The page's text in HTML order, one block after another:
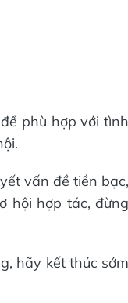
phù hợp với tình
vấn đề tiền bạc,
hội hợp tác, đừng
hãy kết thúc sớm